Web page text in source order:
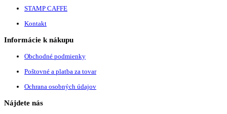
STAMP CAFFE
Kontakt
Informácie k nákupu
Obchodné podmienky
Poštovné a platba za tovar
Ochrana osobných údajov
Nájdete nás